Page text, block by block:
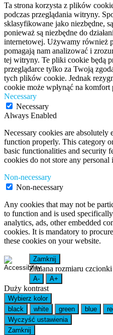
Ta strona korzysta z plików
podczas przeglądania witryny.
sklasyfikowane jako niezbędne,
ponieważ są niezbędne do
internetowej. Używamy również
pomagają nam analizować i
tej witryny. Te pliki cookie będą
przeglądarce tylko za Twoją
tych plików cookie. Jednak
cookie może wpłynąć na komfort
Necessary
Necessary
Always Enabled
Necessary cookies are absolutely
function properly. This category
basic functionalities and security
cookies do not store any personal
Non-necessary
Non-necessary
Any cookies that may not be
to function and is used
analytics, ads, other embedded
cookies. It is mandatory to
these cookies on your website.
Zamknij
Zmiana rozmiaru czcionki
A- A+
Duży kontrast
Wybierz kolor
black
white green blue
Wyczyść ustawienia
Zamknij